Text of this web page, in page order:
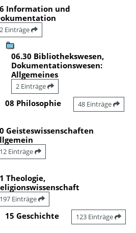
Information und
2 Einträge
06.30 Bibliothekswesen,
Dokumentationswesen:
Allgemeines
2 Einträge
08 Philosophie 48 Einträge
Geisteswissenschaften
12 Einträge
Theologie,
197 Einträge
15 Geschichte 123 Einträge